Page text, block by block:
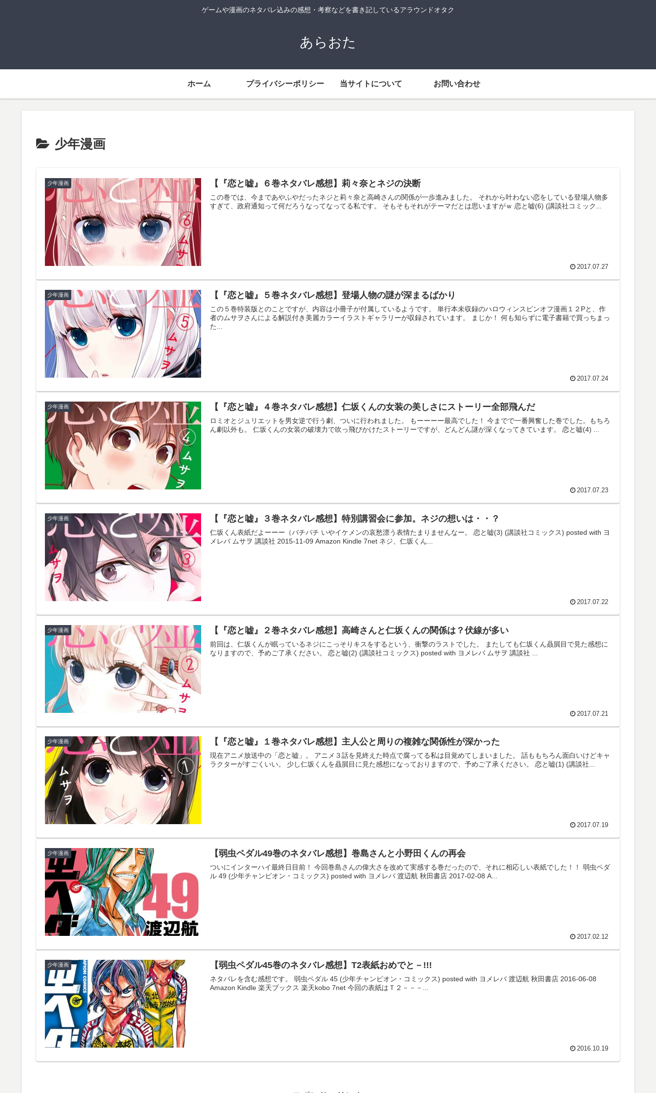
ゲームや漫画のネタバレ込みの感想・考察などを書き記しているアラウンドオタク
あらおた
ホーム プライバシーポリシー 当サイトについて お問い合わせ
少年漫画
少年漫画 【『恋と嘘』６巻ネタバレ感想】莉々奈とネジの決断
この巻では、今まであやふやだったネジと莉々奈と高崎さんの関係が一歩進みました。 それから叶わない恋をしている登場人物多
すぎて、政府通知って何だろうなってなってる私です。 そもそもそれがテーマだとは思いますがｗ 恋と嘘(6) (講談社コミック...
2017.07.27
少年漫画 【『恋と嘘』５巻ネタバレ感想】登場人物の謎が深まるばかり
この５巻特装版とのことですが、内容は小冊子が付属しているようです。 単行本未収録のハロウィンスピンオフ漫画１２Pと、作
者のムサヲさんによる解説付き美麗カラーイラストギャラリーが収録されています。 まじか！ 何も知らずに電子書籍で買っちまっ
た...
2017.07.24
少年漫画 【『恋と嘘』４巻ネタバレ感想】仁坂くんの女装の美しさにストーリー全部飛んだ
ロミオとジュリエットを男女逆で行う劇、ついに行われました。 もーーーー最高でした！ 今までで一番興奮した巻でした。もちろ
ん劇以外も。 仁坂くんの女装の破壊力で吹っ飛びかけたストーリーですが、どんどん謎が深くなってきています。 恋と嘘(4) ...
2017.07.23
少年漫画 【『恋と嘘』３巻ネタバレ感想】特別講習会に参加。ネジの想いは・・？
仁坂くん表紙だよーーー（パチパチ いやイケメンの哀愁漂う表情たまりませんなー。 恋と嘘(3) (講談社コミックス) posted with ヨ
メレバ ムサヲ 講談社 2015-11-09 Amazon Kindle 7net ネジ、仁坂くん...
2017.07.22
少年漫画 【『恋と嘘』２巻ネタバレ感想】高崎さんと仁坂くんの関係は？伏線が多い
前回は、仁坂くんが眠っているネジにこっそりキスをするという、衝撃のラストでした。 またしても仁坂くん贔屓目で見た感想に
なりますので、予めご了承ください。 恋と嘘(2) (講談社コミックス) posted with ヨメレバ ムサヲ 講談社 ...
2017.07.21
少年漫画 【『恋と嘘』１巻ネタバレ感想】主人公と周りの複雑な関係性が深かった
現在アニメ放送中の「恋と嘘」。 アニメ３話を見終えた時点で腐ってる私は目覚めてしまいました。 話ももちろん面白いけどキャ
ラクターがすごくいい。 少し仁坂くんを贔屓目に見た感想になっておりますので、予めご了承ください。 恋と嘘(1) (講談社...
2017.07.19
少年漫画 【弱虫ペダル49巻のネタバレ感想】巻島さんと小野田くんの再会
ついにインターハイ最終日目前！ 今回巻島さんの偉大さを改めて実感する巻だったので、それに相応しい表紙でした！！ 弱虫ペダ
ル 49 (少年チャンピオン・コミックス) posted with ヨメレバ 渡辺航 秋田書店 2017-02-08 A...
2017.02.12
少年漫画 【弱虫ペダル45巻のネタバレ感想】T2表紙おめでと－!!!
ネタバレを含む感想です。 弱虫ペダル 45 (少年チャンピオン・コミックス) posted with ヨメレバ 渡辺航 秋田書店 2016-06-08
Amazon Kindle 楽天ブックス 楽天kobo 7net 今回の表紙はＴ２－－－...
2016.10.19